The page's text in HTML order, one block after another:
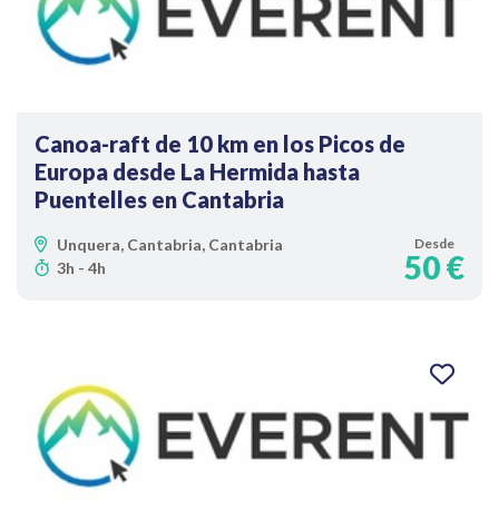
Canoa-raft de 10 km en los Picos de
Europa desde La Hermida hasta
Puentelles en Cantabria
Unquera, Cantabria, Cantabria
3h - 4h
Desde
50 €